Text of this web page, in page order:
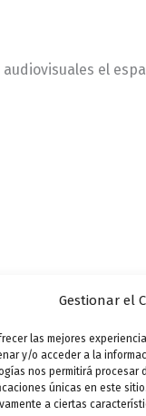
Gestionar el
las mejores
y/o acceder a la
nos permitirá procesar
únicas en este
a ciertas
el